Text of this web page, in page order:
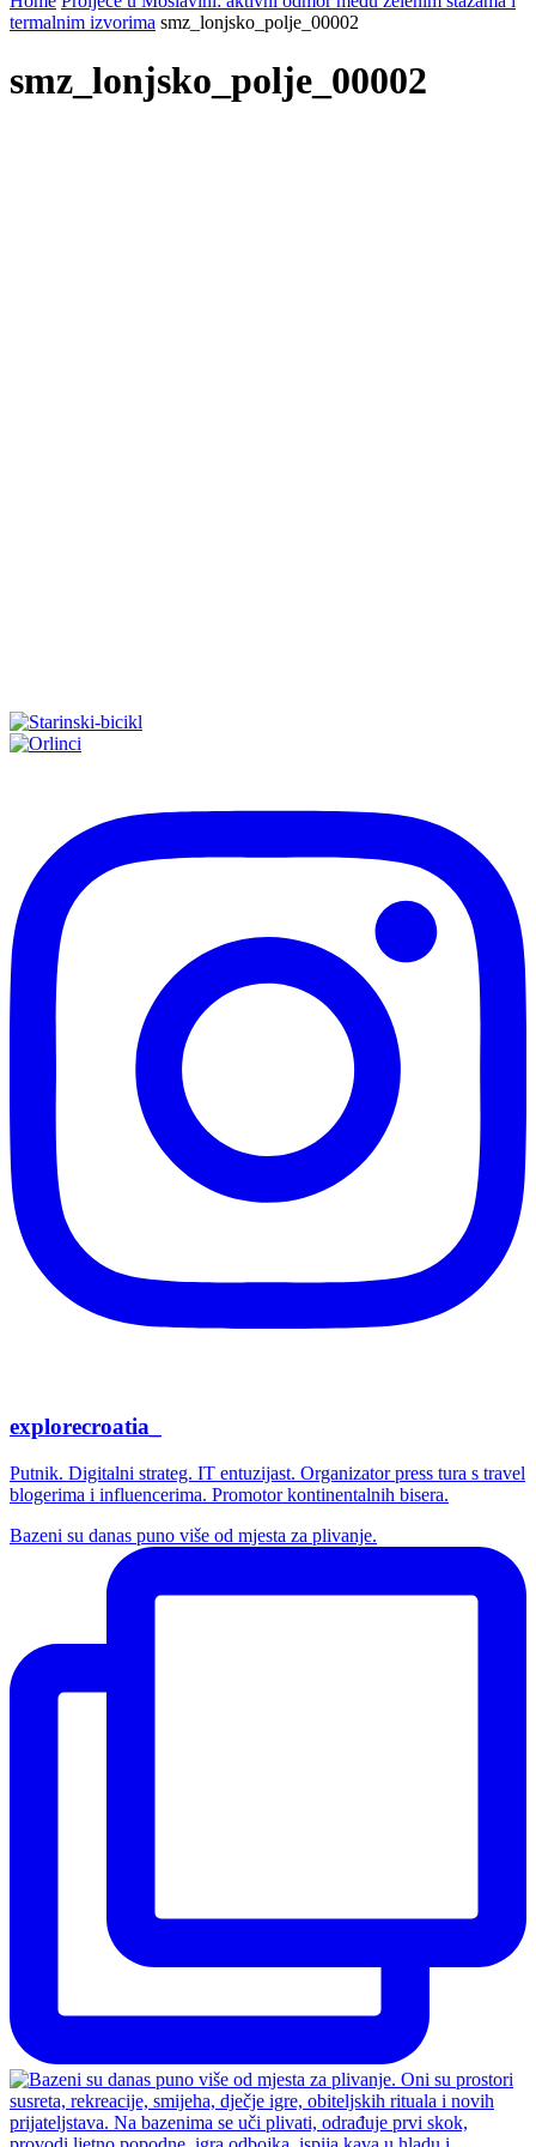
termalnim izvorima smz_lonjsko_polje_00002
smz_lonjsko_polje_00002
explorecroatia_
Putnik. Digitalni strateg. IT entuzijast. Organizator press tura s travel
blogerima i influencerima. Promotor kontinentalnih bisera.
Bazeni su danas puno više od mjesta za plivanje.